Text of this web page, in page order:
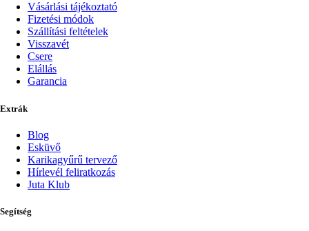
Vásárlási tájékoztató
Fizetési módok
Szállítási feltételek
Visszavét
Csere
Elállás
Garancia
Extrák
Blog
Esküvő
Karikagyűrű tervező
Hírlevél feliratkozás
Juta Klub
Segítség